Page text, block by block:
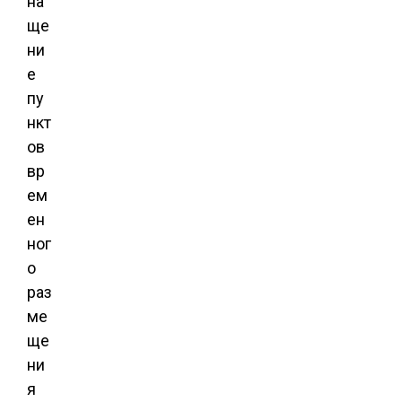
ще
ни
е
пу
нкт
ов
вр
ем
ен
ног
о
раз
ме
ще
ни
я